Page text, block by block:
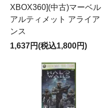
XBOX360](中古)マーベル
アルティメット アライア
ンス
1,637円(税込1,800円)